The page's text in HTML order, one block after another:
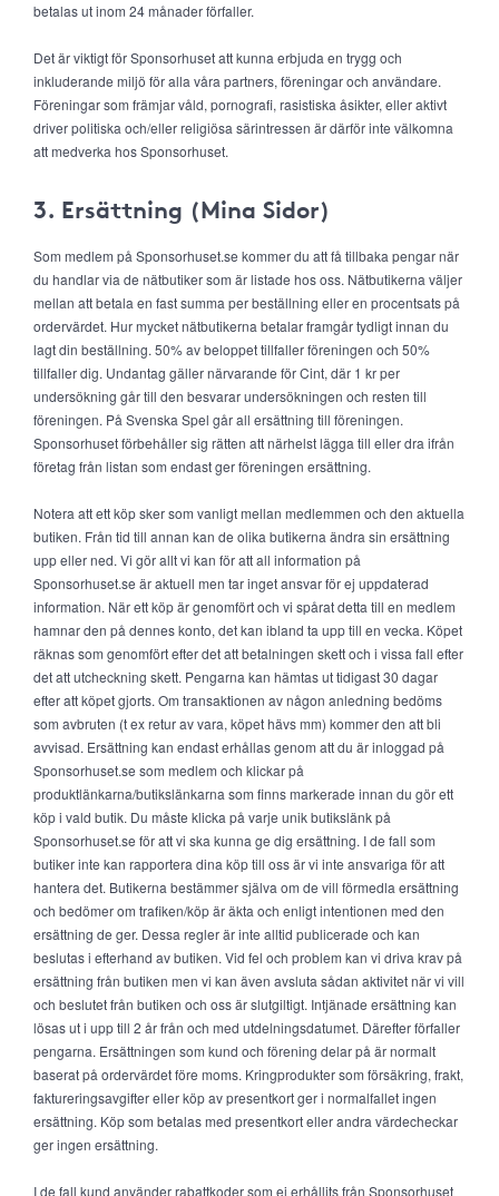
betalas ut inom 24 månader förfaller.
Det är viktigt för Sponsorhuset att kunna erbjuda en trygg och
inkluderande miljö för alla våra partners, föreningar och användare.
Föreningar som främjar våld, pornografi, rasistiska åsikter, eller aktivt
driver politiska och/eller religiösa särintressen är därför inte välkomna
att medverka hos Sponsorhuset.
3. Ersättning (Mina Sidor)
Som medlem på Sponsorhuset.se kommer du att få tillbaka pengar när
du handlar via de nätbutiker som är listade hos oss. Nätbutikerna väljer
mellan att betala en fast summa per beställning eller en procentsats på
ordervärdet. Hur mycket nätbutikerna betalar framgår tydligt innan du
lagt din beställning. 50% av beloppet tillfaller föreningen och 50%
tillfaller dig. Undantag gäller närvarande för Cint, där 1 kr per
undersökning går till den besvarar undersökningen och resten till
föreningen. På Svenska Spel går all ersättning till föreningen.
Sponsorhuset förbehåller sig rätten att närhelst lägga till eller dra ifrån
företag från listan som endast ger föreningen ersättning.
Notera att ett köp sker som vanligt mellan medlemmen och den aktuella
butiken. Från tid till annan kan de olika butikerna ändra sin ersättning
upp eller ned. Vi gör allt vi kan för att all information på
Sponsorhuset.se är aktuell men tar inget ansvar för ej uppdaterad
information. När ett köp är genomfört och vi spårat detta till en medlem
hamnar den på dennes konto, det kan ibland ta upp till en vecka. Köpet
räknas som genomfört efter det att betalningen skett och i vissa fall efter
det att utcheckning skett. Pengarna kan hämtas ut tidigast 30 dagar
efter att köpet gjorts. Om transaktionen av någon anledning bedöms
som avbruten (t ex retur av vara, köpet hävs mm) kommer den att bli
avvisad. Ersättning kan endast erhållas genom att du är inloggad på
Sponsorhuset.se som medlem och klickar på
produktlänkarna/butikslänkarna som finns markerade innan du gör ett
köp i vald butik. Du måste klicka på varje unik butikslänk på
Sponsorhuset.se för att vi ska kunna ge dig ersättning. I de fall som
butiker inte kan rapportera dina köp till oss är vi inte ansvariga för att
hantera det. Butikerna bestämmer själva om de vill förmedla ersättning
och bedömer om trafiken/köp är äkta och enligt intentionen med den
ersättning de ger. Dessa regler är inte alltid publicerade och kan
beslutas i efterhand av butiken. Vid fel och problem kan vi driva krav på
ersättning från butiken men vi kan även avsluta sådan aktivitet när vi vill
och beslutet från butiken och oss är slutgiltigt. Intjänade ersättning kan
lösas ut i upp till 2 år från och med utdelningsdatumet. Därefter förfaller
pengarna. Ersättningen som kund och förening delar på är normalt
baserat på ordervärdet före moms. Kringprodukter som försäkring, frakt,
faktureringsavgifter eller köp av presentkort ger i normalfallet ingen
ersättning. Köp som betalas med presentkort eller andra värdecheckar
ger ingen ersättning.
I de fall kund använder rabattkoder som ej erhållits från Sponsorhuset